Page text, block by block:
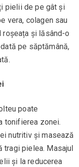
pielii de pe gât și
vera, colagen sau
roșeața și lăsând-o
pe săptămână,
poate
tonifierea zonei.
nutritiv și masează
tragi pielea. Masajul
și la reducerea